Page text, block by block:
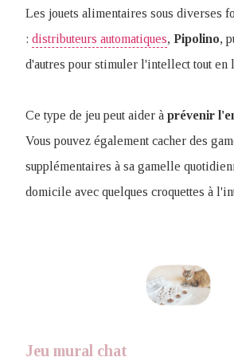
Les jouets alimentaires sous diverses
: distributeurs automatiques, Pipolino,
d'autres pour stimuler l'intellect tout en
Ce type de jeu peut aider à prévenir
Vous pouvez également cacher des
supplémentaires à sa gamelle
domicile avec quelques croquettes à
Jeu mural chat